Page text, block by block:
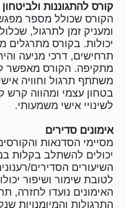
קורס להתגוננות
הקורס שכולל מספר
ומעניק זמן לתרגול,
יכולות. בקורס מתרגלים
תרחישים, דרכי מניעה
מתקיפה. הקורס מאפשר
משתתף תרגול וחוויה
בטחון עצמי ומהווה קרש
לשינויי אישי משמעותי.
אימונים סדירים
מסיימי הסדנאות
יכולים להשתלב בקלות
השיעורים הסדירים/
לטובת שימור ושיפור
האימונים נועדו לחזרה,
התרגולות והמיומנויות